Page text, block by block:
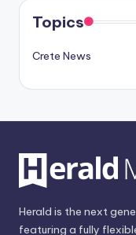
Topics
Crete News
Herald is the next
featuring a fully